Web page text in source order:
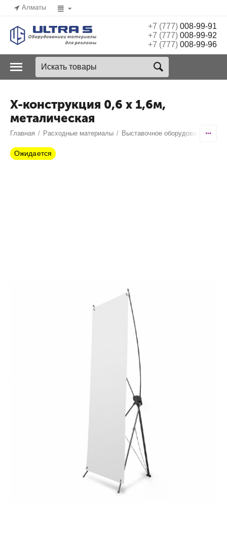
Алматы
+7 (777)008-99-91
+7 (777)008-99-92
+7 (777)008-99-96
Х-конструкция 0,6 х 1,6м,
металическая
Главная / Расходные материалы / Выставочное оборудование и
Ожидается